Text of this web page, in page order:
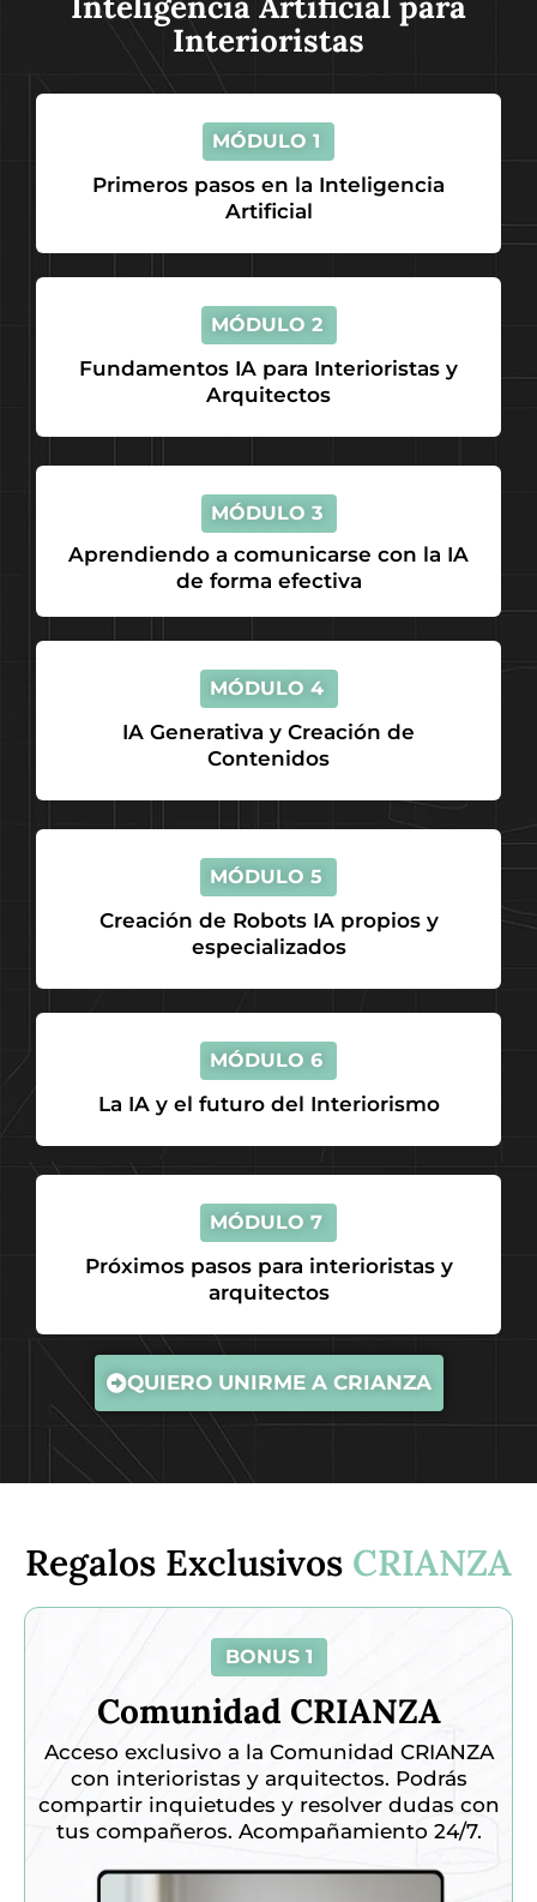
Interioristas
MÓDULO 1
Primeros pasos en la Inteligencia
Artificial
MÓDULO 2
Fundamentos IA para Interioristas y
Arquitectos
MÓDULO 3
Aprendiendo a comunicarse con la IA
de forma efectiva
MÓDULO 4
IA Generativa y Creación de
Contenidos
MÓDULO 5
Creación de Robots IA propios y
especializados
MÓDULO 6
La IA y el futuro del Interiorismo
MÓDULO 7
Próximos pasos para interioristas y
arquitectos
QUIERO UNIRME A CRIANZA
Regalos Exclusivos CRIANZA
BONUS 1
Comunidad CRIANZA
Acceso exclusivo a la Comunidad CRIANZA
con interioristas y arquitectos. Podrás
compartir inquietudes y resolver dudas con
tus compañeros. Acompañamiento 24/7.